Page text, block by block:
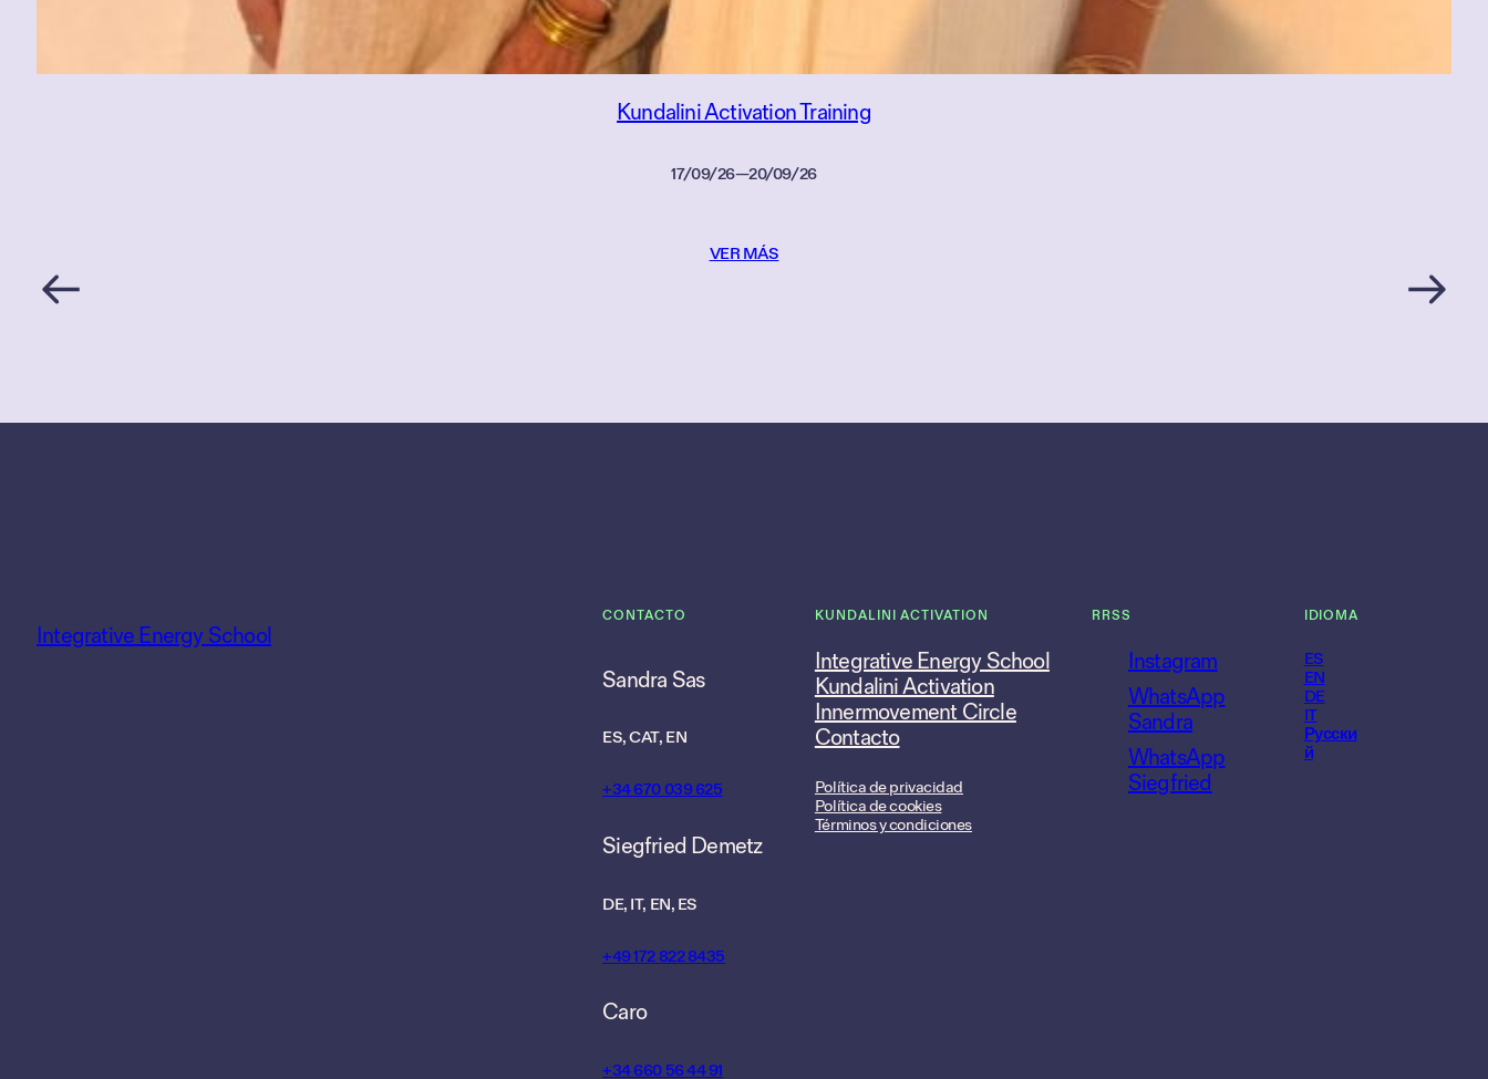
Kundalini Activation Training
17/09/26—20/09/26
VER MÁS
Integrative Energy School
CONTACTO
Sandra Sas
ES, CAT, EN
+34 670 039 625
Siegfried Demetz
DE, IT, EN, ES
+49 172 822 8435
Caro
+34 660 56 44 91
KUNDALINI ACTIVATION
Integrative Energy School
Kundalini Activation
Innermovement Circle
Contacto
Política de privacidad
Política de cookies
Términos y condiciones
RRSS
Instagram
WhatsApp
Sandra
WhatsApp
Siegfried
IDIOMA
ES
EN
DE
IT
Русски
й